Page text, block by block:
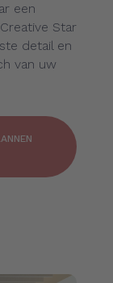
een
Star
detail en
van uw